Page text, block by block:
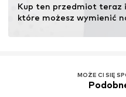
Kup ten przedmiot teraz
które możesz wymienić
MOŻE CI SIĘ